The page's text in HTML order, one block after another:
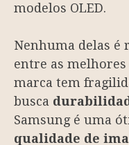
modelos OLED.
Nenhuma delas é
entre as
marca tem
busca
Samsung é uma
qualidade de